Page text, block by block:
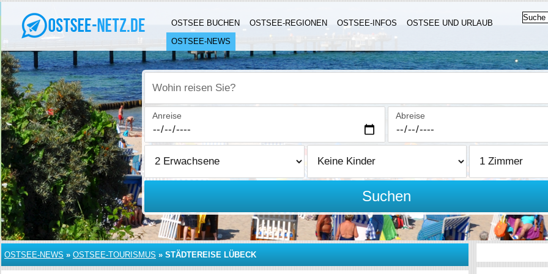
OSTSEE BUCHEN OSTSEE-REGIONEN OSTSEE-INFOS
OSTSEE UND URLAUB
OSTSEE-NEWS
Wohin reisen Sie?
Anreise Abreise
Suchen
OSTSEE-NEWS » OSTSEE-TOURISMUS » STÄDTEREISE LÜBECK